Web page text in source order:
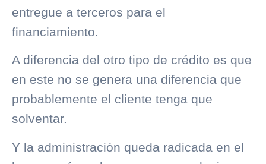
entregue a terceros para el
financiamiento.
A diferencia del otro tipo de crédito es que
en este no se genera una diferencia que
probablemente el cliente tenga que
solventar.
Y la administración queda radicada en el